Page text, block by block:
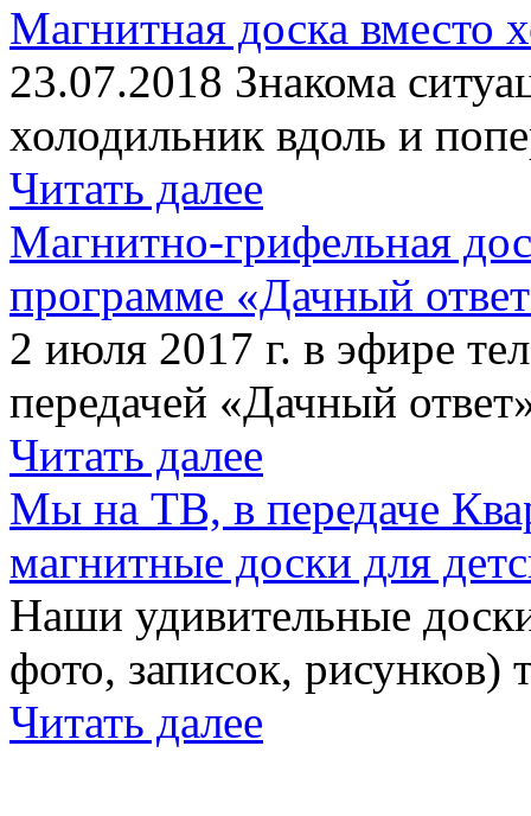
Магнитная доска вместо
23.07.2018 Знакома
холодильник вдоль и
Читать далее
Магнитно-грифельная
программе «Дачный
2 июля 2017 г. в эфире
передачей «Дачный
Читать далее
Мы на ТВ, в передаче
магнитные доски для
Наши удивительные
фото, записок,
Читать далее